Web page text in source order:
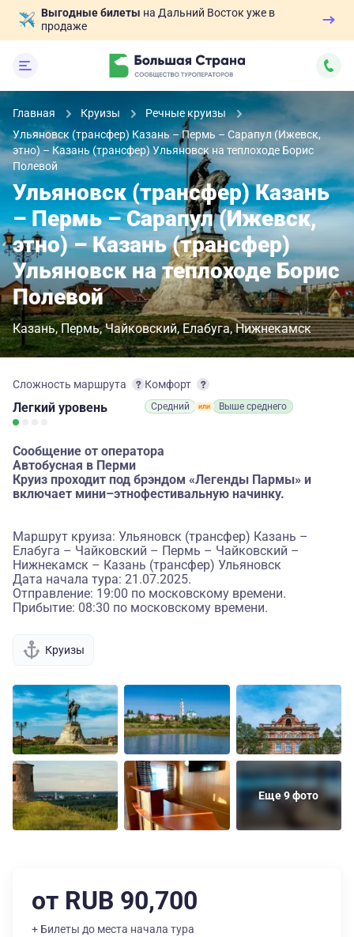
Выгодные билеты на Дальний Восток уже в
продаже
Главная Круизы
Речные круизы
Ульяновск (трансфер) Казань – Пермь – Сарапул (Ижевск,
этно) – Казань (трансфер) Ульяновск на теплоходе Борис
Полевой
Ульяновск (трансфер) Казань
– Пермь – Сарапул (Ижевск,
этно) – Казань (трансфер)
Ульяновск на теплоходе Борис
Полевой
Казань Пермь Чайковский Елабуга Нижнекамск
Сложность маршрута
Легкий уровень
Комфорт
Средний Выше среднего
Сообщение от оператора
Автобусная в Перми
Круиз проходит под брэндом «Легенды Пармы» и
включает мини–этнофестивальную начинку.
Маршрут круиза: Ульяновск (трансфер) Казань –
Елабуга – Чайковский – Пермь – Чайковский –
Нижнекамск – Казань (трансфер) Ульяновск
Дата начала тура: 21.07.2025.
Отправление: 19:00 по московскому времени.
Прибытие: 08:30 по московскому времени.
Круизы
Еще 9 фото
от RUB 90,700
+ Билеты до места начала тура